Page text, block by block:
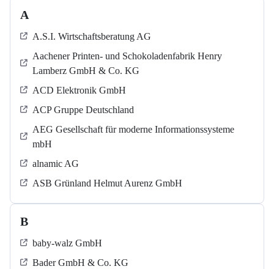
A
A.S.I. Wirtschaftsberatung AG
Aachener Printen- und Schokoladenfabrik Henry
Lamberz GmbH & Co. KG
ACD Elektronik GmbH
ACP Gruppe Deutschland
AEG Gesellschaft für moderne Informationssysteme
mbH
alnamic AG
ASB Grün­land Helmut Au­renz GmbH
B
baby-walz GmbH
Bader GmbH & Co. KG